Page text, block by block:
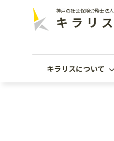
神戸の社会保険労務士法人
キラリス
キラリスについて